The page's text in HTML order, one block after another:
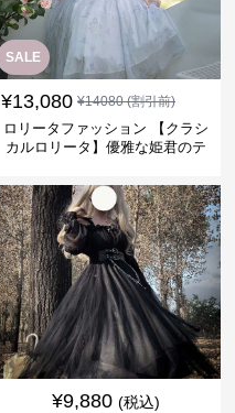
SALE
¥13,080 ¥14080(割引前)
ロリータファッション 【クラシ
カルロリータ】優雅な姫君のテ
¥9,880 (税込)